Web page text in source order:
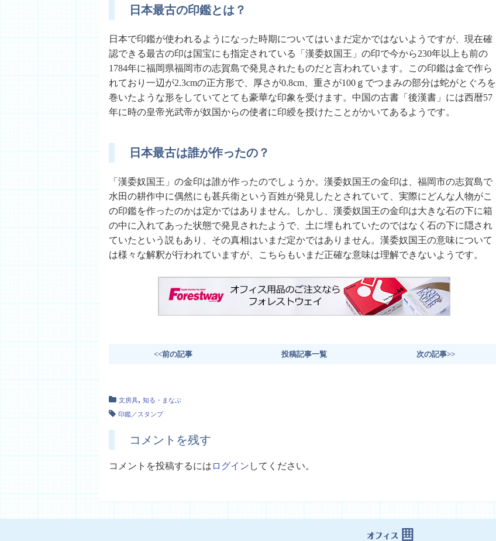
日本最古の印鑑とは？
日本で印鑑が使われるようになった時期についてはいまだ定かではないようですが、現在確
認できる最古の印は国宝にも指定されている「漢委奴国王」の印で今から230年以上も前の
1784年に福岡県福岡市の志賀島で発見されたものだと言われています。この印鑑は金で作ら
れており一辺が2.3cmの正方形で、厚さが0.8cm、重さが100ｇでつまみの部分は蛇がとぐろを
巻いたような形をしていてとても豪華な印象を受けます。中国の古書「後漢書」には西暦57
年に時の皇帝光武帝が奴国からの使者に印綬を授けたことがかいてあるようです。
日本最古は誰が作ったの？
「漢委奴国王」の金印は誰が作ったのでしょうか。漢委奴国王の金印は、福岡市の志賀島で
水田の耕作中に偶然にも甚兵衛という百姓が発見したとされていて、実際にどんな人物がこ
の印鑑を作ったのかは定かではありません。しかし、漢委奴国王の金印は大きな石の下に箱
の中に入れてあった状態で発見されたようで、土に埋もれていたのではなく石の下に隠され
ていたという説もあり、その真相はいまだ定かではありません。漢委奴国王の意味について
は様々な解釈が行われていますが、こちらもいまだ正確な意味は理解できないようです。
<<前の記事 投稿記事一覧 次の記事>>
文房具,知る・まなぶ
印鑑／スタンプ
コメントを残す
コメントを投稿するには ログイン してください。